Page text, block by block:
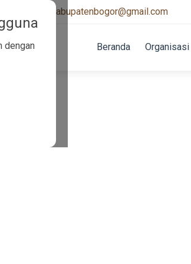
kwarcabkabupatenbogor@gmail.com
Beranda Organisasi
dengan